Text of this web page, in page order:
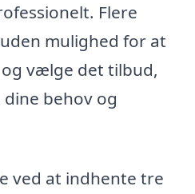
Flere
mulighed for at
vælge det tilbud,
behov og
ved at indhente tre